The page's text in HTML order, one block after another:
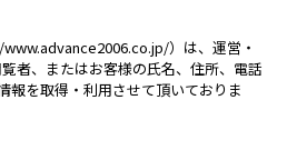
）は、運営・
者、またはお客様の氏名、住所、電話
報を取得・利用させて頂いておりま